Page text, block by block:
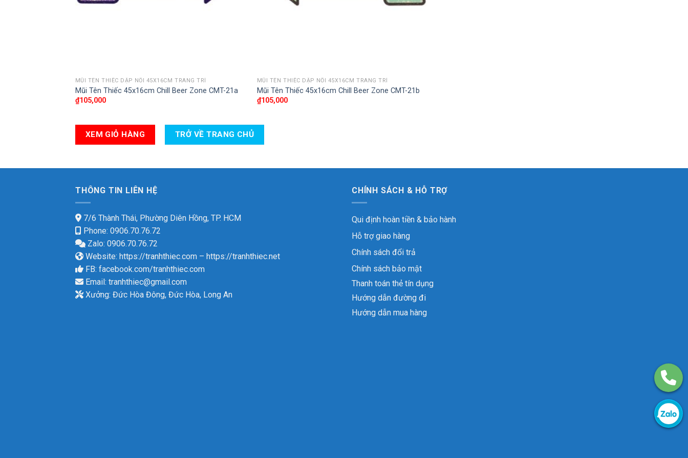
MŨI TÊN THIẾC DẬP NỔI 45X16CM TRANG TRÍ
Mũi Tên Thiếc 45x16cm Chill Beer Zone CMT-21a
₫105,000
MŨI TÊN THIẾC DẬP NỔI 45X16CM TRANG TRÍ
Mũi Tên Thiếc 45x16cm Chill Beer Zone CMT-21b
₫105,000
XEM GIỎ HÀNG TRỞ VỀ TRANG CHỦ
THÔNG TIN LIÊN HỆ
7/6 Thành Thái, Phường Diên Hồng, TP. HCM
Phone: 0906.70.76.72
Zalo: 0906.70.76.72
Website: https://tranhthiec.com – https://tranhthiec.net
FB: facebook.com/tranhthiec.com
Email: tranhthiec@gmail.com
Xưởng: Đức Hòa Đông, Đức Hòa, Long An
CHÍNH SÁCH & HỖ TRỢ
Qui định hoàn tiền & bảo hành
Hỗ trợ giao hàng
Chính sách đổi trả
Chính sách bảo mật
Thanh toán thẻ tín dụng
Hướng dẫn đường đi
Hướng dẫn mua hàng